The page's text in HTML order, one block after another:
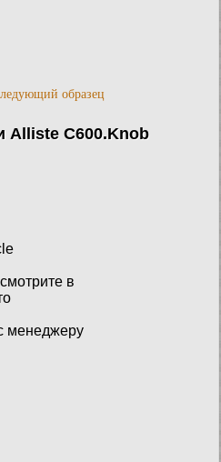
образец
Alliste C600.Knob
в
менеджеру